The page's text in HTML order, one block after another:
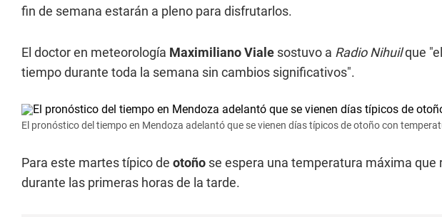
fin de semana estarán a pleno para disfrutarlos.
El doctor en meteorología Maximiliano Viale sostuvo a Radio Nihuilque "el
tiempo durante toda la semana sin cambios significativos".
El pronóstico del tiempo en Mendoza adelantó que se vienen días típicos de otoño con
Para este martes típico de otoño se espera una temperatura máxima que
durante las primeras horas de la tarde.